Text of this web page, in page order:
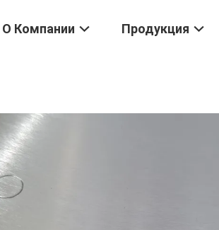
О Компании Продукция